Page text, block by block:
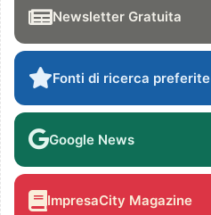
Newsletter Gratuita
Fonti di ricerca preferite
Google News
ImpresaCity Magazine